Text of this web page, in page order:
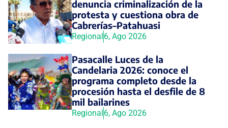
denuncia criminalización de la
protesta y cuestiona obra de
Cabrerías–Patahuasi
Regional6, Ago 2026
Pasacalle Luces de la
Candelaria 2026: conoce el
programa completo desde la
procesión hasta el desfile de 8
mil bailarines
Regional6, Ago 2026